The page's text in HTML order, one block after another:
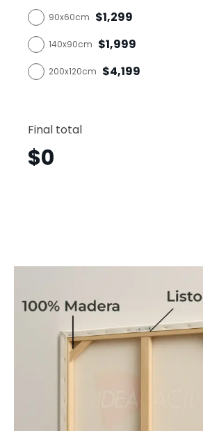
90x60cm $1,299
140x90cm $1,999
200x120cm $4,199
Final total
$0